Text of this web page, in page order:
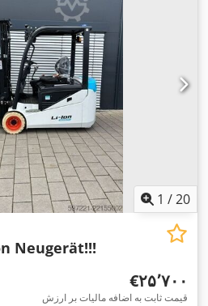
1 /20
Neugerät!!!
‎€۲۵٬۷۰۰
قیمت ثابت به اضافه مالیات بر ارزش